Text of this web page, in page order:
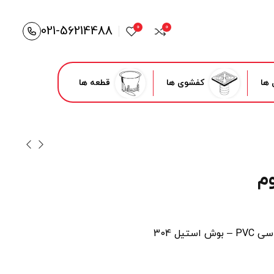
0
0
021-56214488
ها کفشوی ها قطعه ها